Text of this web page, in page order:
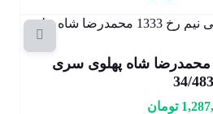
50 ریالی محمدرضا شاه پهلوی سری
تومان